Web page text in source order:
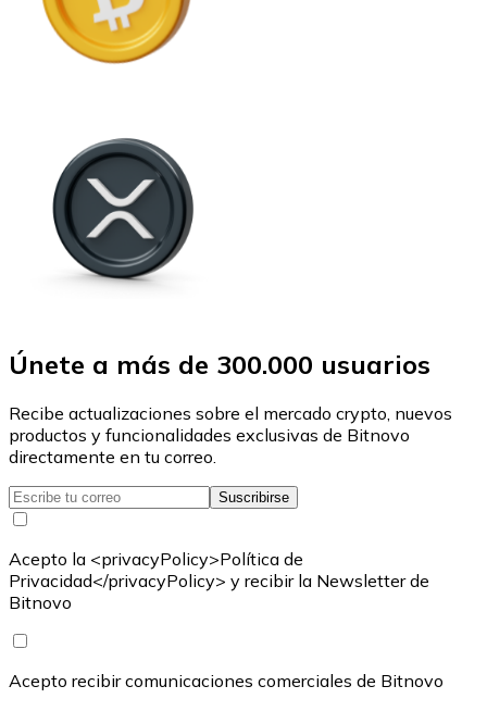
Únete a más de 300.000 usuarios
Recibe actualizaciones sobre el mercado crypto, nuevos
productos y funcionalidades exclusivas de Bitnovo
directamente en tu correo.
Suscribirse
Acepto la <privacyPolicy>Política de
Privacidad</privacyPolicy> y recibir la Newsletter de
Bitnovo
Acepto recibir comunicaciones comerciales de Bitnovo